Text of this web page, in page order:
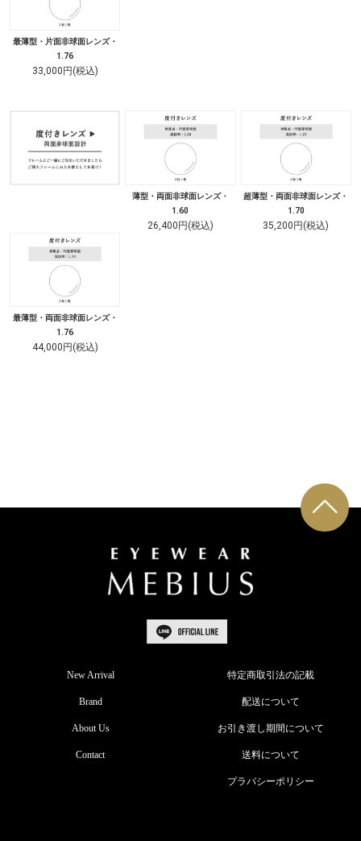
最薄型・片面非球面レンズ・
1.76
33,000円(税込)
薄型・両面非球面レンズ・
1.60
26,400円(税込)
超薄型・両面非球面レンズ・
1.70
35,200円(税込)
最薄型・両面非球面レンズ・
1.76
44,000円(税込)
New Arrival
Brand
About Us
Contact
特定商取引法の記載
配送について
お引き渡し期間について
送料について
プラバシーポリシー